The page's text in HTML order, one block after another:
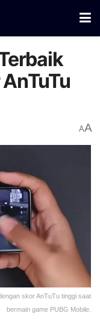
AA
skor AnTuTu tinggi saat
bermain game PUBG Mobile.